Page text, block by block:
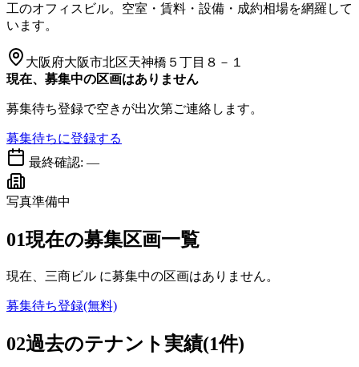
工のオフィスビル。空室・賃料・設備・成約相場を網羅して
います。
大阪府大阪市北区天神橋５丁目８－１
現在、募集中の区画はありません
募集待ち登録で空きが出次第ご連絡します。
募集待ちに登録する
最終確認: —
写真準備中
01現在の募集区画一覧
現在、 三商ビル に募集中の区画はありません。
募集待ち登録(無料)
02過去のテナント実績(1件)